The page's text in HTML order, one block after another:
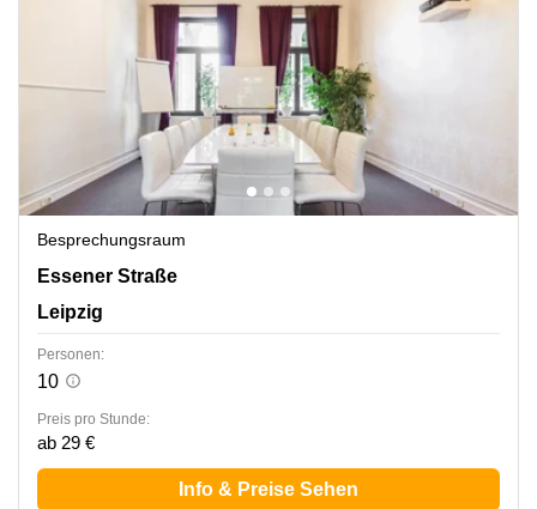
Besprechungsraum
Essener Straße 100, Leipzig
Essener Straße
Leipzig
Personen:
10
Preis pro Stunde:
ab 29 €
Info & Preise Sehen